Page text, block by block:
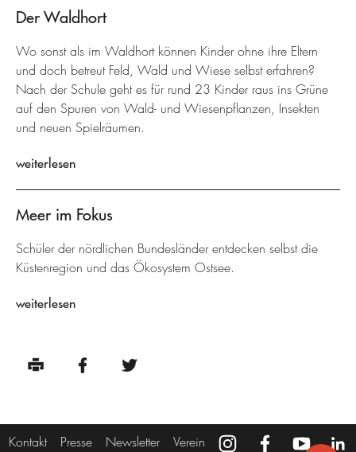
Der Waldhort
Wo sonst als im Waldhort können Kinder ohne ihre Eltern
und doch betreut Feld, Wald und Wiese selbst erfahren?
Nach der Schule geht es für rund 23 Kinder raus ins Grüne
auf den Spuren von Wald- und Wiesenpflanzen, Insekten
und neuen Spielräumen.
weiterlesen
Meer im Fokus
Schüler der nördlichen Bundesländer entdecken selbst die
Küstenregion und das Ökosystem Ostsee.
weiterlesen
Kontakt Presse Newsletter Verein